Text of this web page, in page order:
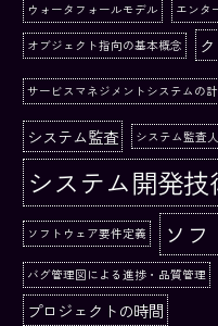
ウォータフォールモデル エンタ
オブジェクト指向の基本概念
サービスマネジメントシステムの
システム監査 システム監査
システム開発技
ソフトウェア要件定義 ソ
バグ管理図による進捗・品質管理
プロジェクトの時間